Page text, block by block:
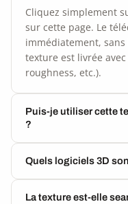
Cliquez simplement
sur cette page. Le
immédiatement,
texture est livrée
roughness, etc.).
Puis-je utiliser cette
?
Quels logiciels 3D
La texture est-elle